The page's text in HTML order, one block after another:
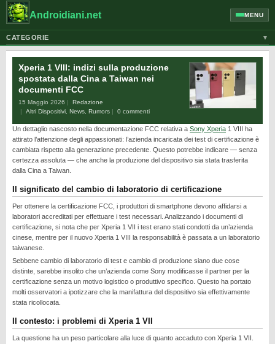
Androidiani.net MENU
CATEGORIE ▼
CELLULARI
GOOGLE
GUIDE
HONOR
HUAWEI
MOTOROLA
NEWS
ONEPLUS
PIXEL
POCO
PRIVACY
REALME
RUMORS
SAMSUNG
SICUREZZA
Xperia 1 VIII: indizi sulla produzione
spostata dalla Cina a Taiwan nei
documenti FCC
15 Maggio 2026
Redazione
Altri Dispositivi News Rumors 0 commenti
Un dettaglio nascosto nella documentazione FCC relativa a Sony Xperia 1 VIII ha
attirato l’attenzione degli appassionati: l’azienda incaricata dei test di certificazione è
cambiata rispetto alla generazione precedente. Questo potrebbe indicare — senza
certezza assoluta — che anche la produzione del dispositivo sia stata trasferita
dalla Cina a Taiwan.
Il significato del cambio di laboratorio di certificazione
Per ottenere la certificazione FCC, i produttori di smartphone devono affidarsi a
laboratori accreditati per effettuare i test necessari. Analizzando i documenti di
certificazione, si nota che per Xperia 1 VII i test erano stati condotti da un’azienda
cinese, mentre per il nuovo Xperia 1 VIII la responsabilità è passata a un laboratorio
taiwanese.
Sebbene cambio di laboratorio di test e cambio di produzione siano due cose
distinte, sarebbe insolito che un’azienda come Sony modificasse il partner per la
certificazione senza un motivo logistico o produttivo specifico. Questo ha portato
molti osservatori a ipotizzare che la manifattura del dispositivo sia effettivamente
stata ricollocata.
Il contesto: i problemi di Xperia 1 VII
La questione ha un peso particolare alla luce di quanto accaduto con Xperia 1 VII.